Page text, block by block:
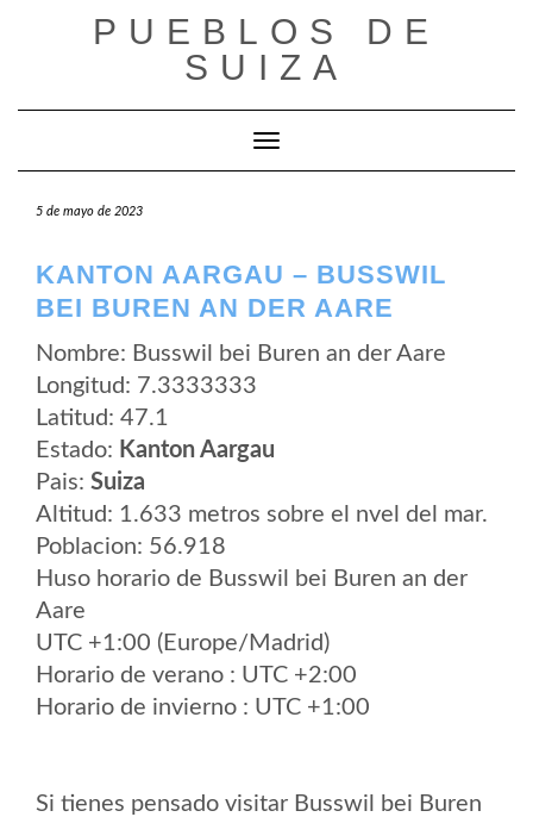
PUEBLOS DE
SUIZA
Cambiar modo de navegación
5 de mayo de 2023
KANTON AARGAU – BUSSWIL
BEI BUREN AN DER AARE
Nombre: Busswil bei Buren an der Aare
Longitud: 7.3333333
Latitud: 47.1
Estado: Kanton Aargau
Pais: Suiza
Altitud: 1.633 metros sobre el nvel del mar.
Poblacion: 56.918
Huso horario de Busswil bei Buren an der
Aare
UTC +1:00 (Europe/Madrid)
Horario de verano : UTC +2:00
Horario de invierno : UTC +1:00
Si tienes pensado visitar Busswil bei Buren